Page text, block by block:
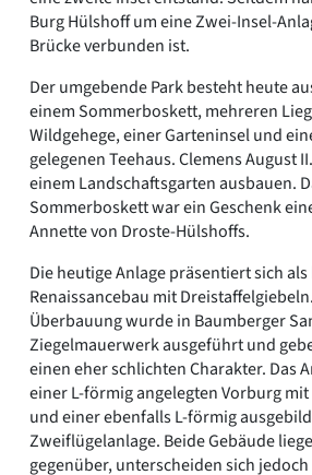
Burg Hülshoff um eine Zwei-Insel-
Brücke verbunden ist.
Der umgebende Park besteht heute
einem Sommerboskett, mehreren
Wildgehege, einer Garteninsel und
gelegenen Teehaus. Clemens August
einem Landschaftsgarten ausbauen.
Sommerboskett war ein Geschenk
Annette von Droste-Hülshoffs.
Die heutige Anlage präsentiert sich
Renaissancebau mit
Überbauung wurde in Baumberger
Ziegelmauerwerk ausgeführt und
einen eher schlichten Charakter. Das
einer L-förmig angelegten Vorburg
und einer ebenfalls L-förmig
Zweiflügelanlage. Beide Gebäude
gegenüber, unterscheiden sich